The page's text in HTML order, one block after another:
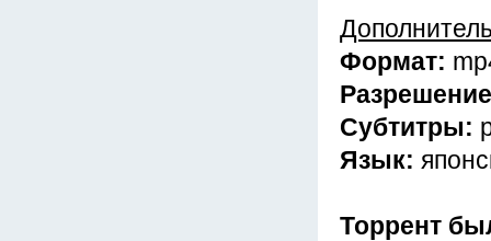
Формат:
Субтитры:
Язык:
Торрент